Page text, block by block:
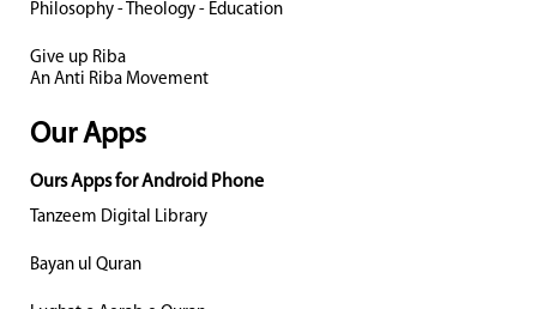
Philosophy - Theology - Education
Give up Riba
An Anti Riba Movement
Our Apps
Ours Apps for Android Phone
Tanzeem Digital Library
Bayan ul Quran